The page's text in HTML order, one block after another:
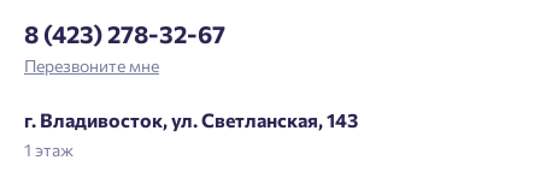
8 (423) 278-32-67
Перезвоните мне
г. Владивосток, ул. Светланская, 143
1 этаж